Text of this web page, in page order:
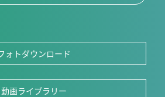
ォトダウンロード
動画ライブラリー